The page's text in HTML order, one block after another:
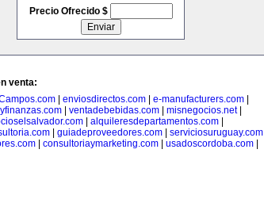
Precio Ofrecido $
venta:
enviosdirectos.com e-manufacturers.com
| ventadebebidas.com| misnegocios.net|
| alquileresdepartamentos.com|
guiadeproveedores.com serviciosuruguay.com
| consultoriaymarketing.com| usadoscordoba.com|